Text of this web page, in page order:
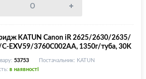
KATUN Canon iR 2625/2630/2635/
EXV59/3760C002AA, 1350г/туба, 30K
53753
Постачальник: KATUN
в наявності